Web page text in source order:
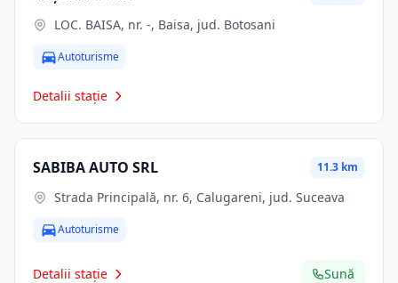
LOC. BAISA, nr. -, Baisa, jud. Botosani
Autoturisme
Detalii stație
SABIBA AUTO SRL 11.3 km
Strada Principală, nr. 6, Calugareni, jud. Suceava
Autoturisme
Detalii stație Sună